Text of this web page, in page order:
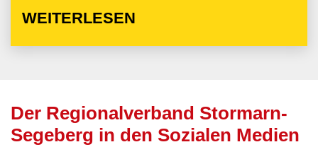
WEITERLESEN
Der Regionalverband Stormarn-
Segeberg in den Sozialen Medien